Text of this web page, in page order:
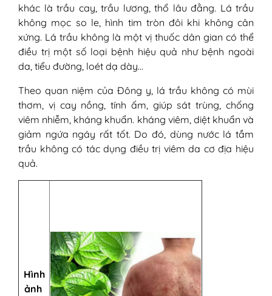
khác là trầu cay, trầu lương, thổ lâu đằng. Lá trầu
không mọc so le, hình tim tròn đôi khi không cân
xứng. Lá trầu không là một vị thuốc dân gian có thể
điều trị một số loại bệnh hiệu quả như bệnh ngoài
da, tiểu đường, loét dạ dày…
Theo quan niệm của Đông y, lá trầu không có mùi
thơm, vị cay nồng, tính ấm, giúp sát trùng, chống
viêm nhiễm, kháng khuẩn. kháng viêm, diệt khuẩn và
giảm ngứa ngáy rất tốt. Do đó, dùng nước lá tắm
trầu không có tác dụng điều trị viêm da cơ địa hiệu
quả.
Hình
ảnh